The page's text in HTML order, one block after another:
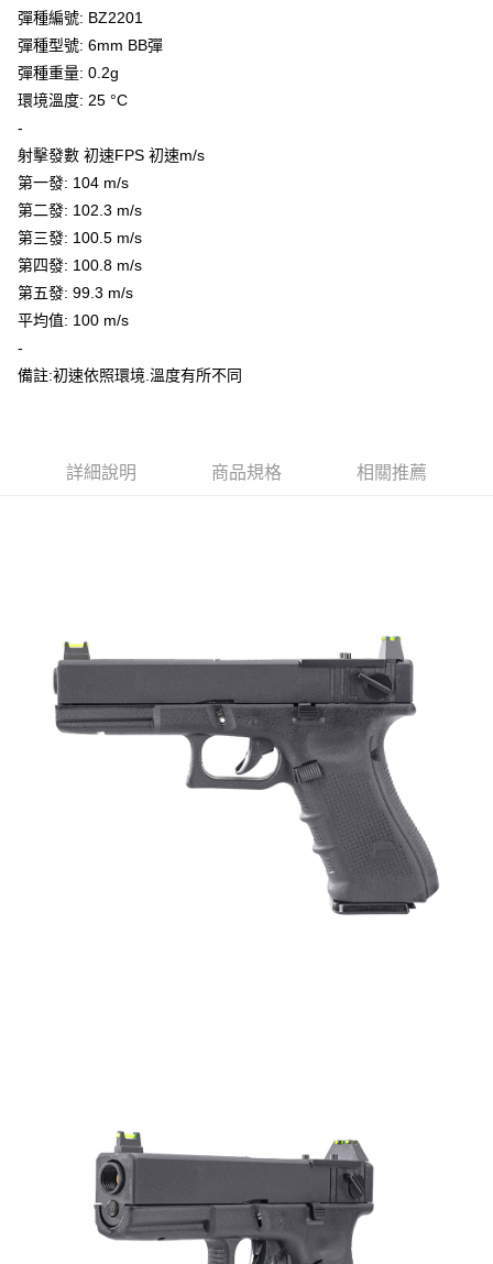
易，需依本服務之必要範圍內提供個人資料，並將交易相關給付款項請求債
權轉讓予恩沛科技股份有限公司。
https://aftee.tw/terms/#terms3
３．未成年的使用者請事先徵得法定代理人或監護人之同意方可使用
４．使用「AFTEE先享後付」時，將依據個別帳號之用戶狀況，依本公司即
時審查核予不同之上限額度；若仍有額度不足之情形，本公司將視審查結果
請求用戶進行身份認證。
５．嚴禁一人註冊多個帳號或使用他人資訊註冊。若發現惡意使用之情形，
恩沛科技股份有限公司將有權停止該用戶之使用額度並採取法律行動。
宅配
每筆NT$400
貨到付款-黑貓
國家/地區配送
彈種編號: BZ2201
彈種型號: 6mm BB彈
彈種重量: 0.2g
環境溫度: 25 °C
-
射擊發數 初速FPS 初速m/s
第一發: 104 m/s
第二發: 102.3 m/s
第三發: 100.5 m/s
第四發: 100.8 m/s
第五發: 99.3 m/s
平均值: 100 m/s
-
備註:初速依照環境.溫度有所不同
詳細說明 商品規格 相關推薦